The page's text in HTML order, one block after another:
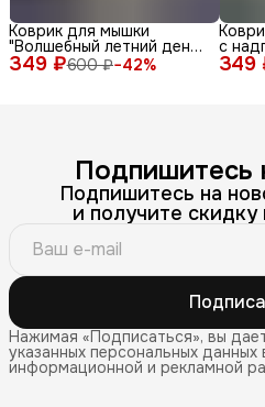
349 ₽600 ₽−42%
Коврик для мышки
"Волшебный летний день
с енотом среди ромашек
и бабочек"
349
с
Подпишитесь
Подпишитесь на
и получите скидку
Нажимая «Подписаться», вы
указанных персональных данных
информационной и рекламной